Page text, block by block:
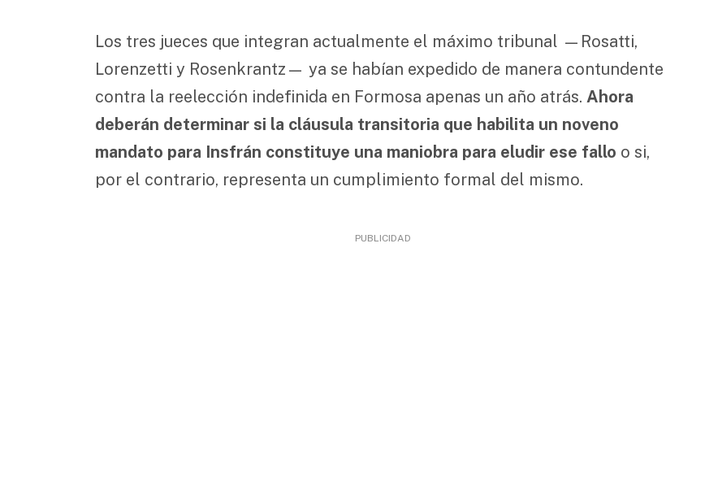
Los tres jueces que integran actualmente el máximo tribunal —Rosatti,
Lorenzetti y Rosenkrantz— ya se habían expedido de manera contundente
contra la reelección indefinida en Formosa apenas un año atrás.Ahora
deberán determinar si la cláusula transitoria que habilita un noveno
mandato para Insfrán constituye una maniobra para eludir ese fallo o si,
por el contrario, representa un cumplimiento formal del mismo.
PUBLICIDAD